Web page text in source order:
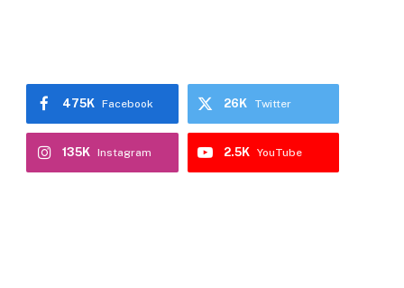
Facebook
475K Twitter
26K
Instagram
135K YouTube
2.5K